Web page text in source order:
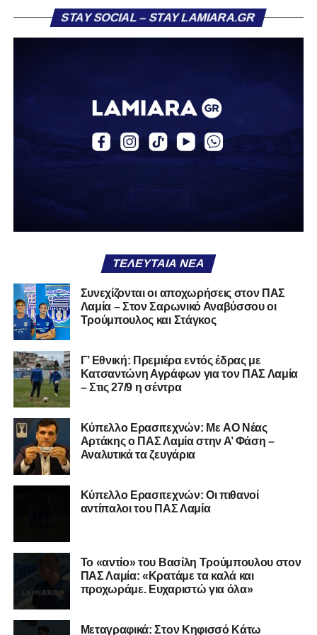
«Ο Α.Ο. Σαρωνικός Αναβύσσου ανακοινώνει την
περσινή σεζόν πραγματοποίησε γεμάτη χρονιά στη Γ’
Στο παρελθόν αγωνίστηκε στην ΑΕΚ Β’, με την οποία
κατέγραψε 10 συμμετοχές στη Super League 2, καθώς
επίσης σε Εθνικό και Ζάκυνθο. Ξεκίνησε την καριέρα του
στις 26 Σεπτεμβρίου 2021.
Καλωσορίζουμε τον Βασίλη στην οικογένεια του
Σαρωνικού και του ευχόμαστε υγεία και πολλές
επιτυχίες.»
Η ανακοίνωση για τον Χρυσόστομο Στάγκο
«Ο Α.Ο. Σαρωνικός Αναβύσσου ανακοινώνει την
απόκτηση του τερματοφύλακα Χρυσόστομου Στάγκου.
Ο 24χρονος τερματοφύλακας (γεννημένος στις
27/06/2002) προέρχεται επίσης από μία γεμάτη χρονιά
στη Γ’ Εθνική με τον ΠΑΣ Λαμία. Στο παρελθόν
αγωνίστηκε στον Λεβαδειακό, ενώ πέρασε και από ομάδες
Cilento και Castrovillari, έχοντας ξεκινήσει την
ποδοσφαιρική του διαδρομή από τον Απόλλωνα Σμύρνης.
Τον καλωσορίζουμε στην οικογένεια του Σαρωνικού και
του ευχόμαστε υγεία και επιτυχίες.»
STAY SOCIAL – STAY LAMIARA.GR
ΤΕΛΕΥΤΑΊΑ ΝΈΑ
Συνεχίζονται οι αποχωρήσεις στον ΠΑΣ
Λαμία – Στον Σαρωνικό Αναβύσσου οι
Τρούμπουλος και Στάγκος
Γ’ Εθνική: Πρεμιέρα εντός έδρας με
Κατσαντώνη Αγράφων για τον ΠΑΣ Λαμία
– Στις 27/9 η σέντρα
Kύπελλο Ερασιτεχνών: Με AO Nέας
Αρτάκης ο ΠΑΣ Λαμία στην Α’ Φάση –
Αναλυτικά τα ζευγάρια
Κύπελλο Ερασιτεχνών: Οι πιθανοί
αντίπαλοι του ΠΑΣ Λαμία
Το «αντίο» του Βασίλη Τρούμπουλου στον
ΠΑΣ Λαμία: «Κρατάμε τα καλά και
προχωράμε. Ευχαριστώ για όλα»
Μεταγραφικά: Στον Κηφισσό Κάτω